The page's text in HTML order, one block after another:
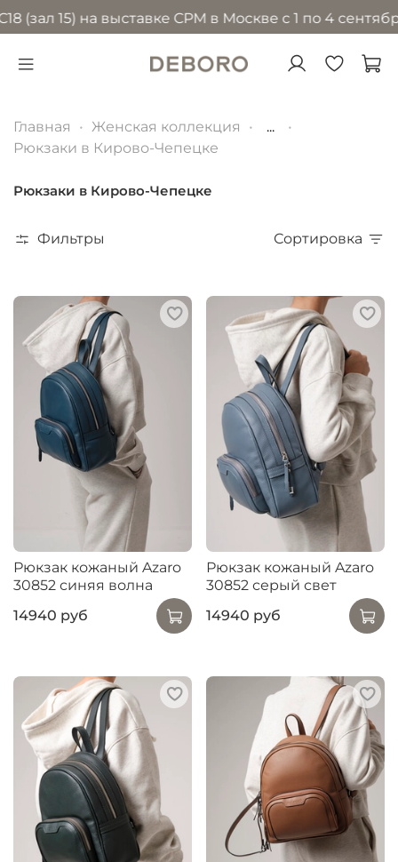
15) на выставке CPM в Москве с 1 по 4
Главная Женская коллекция
...
Рюкзаки в Кирово-Чепецке
Рюкзаки в Кирово-Чепецке
Фильтры Сортировка
Рюкзак кожаный Azaro
30852 синяя волна
14940 руб
Рюкзак кожаный Azaro
30852 серый свет
14940 руб